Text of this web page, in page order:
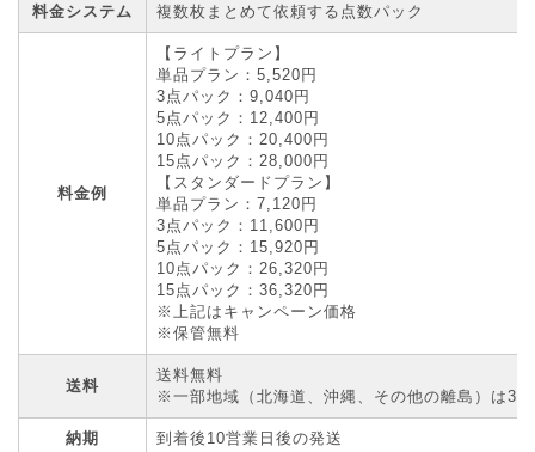
料金システム 複数枚まとめて依頼する点数パック
料金例
【ライトプラン】
単品プラン：5,520円
3点パック：9,040円
5点パック：12,400円
10点パック：20,400円
15点パック：28,000円
【スタンダードプラン】
単品プラン：7,120円
3点パック：11,600円
5点パック：15,920円
10点パック：26,320円
15点パック：36,320円
※上記はキャンペーン価格
※保管無料
送料
送料無料
※一部地域（北海道、沖縄、その他の離島）は3
納期 到着後10営業日後の発送